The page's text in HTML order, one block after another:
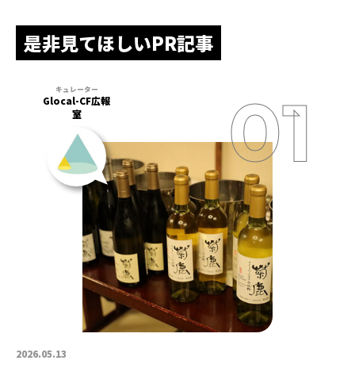
是非見てほしいPR記事
2026.05.13
Glocal-CF広報
室